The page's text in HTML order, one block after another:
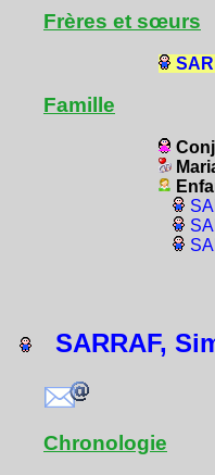
Frères et sœurs
Famille
SARRAF,
Chronologie